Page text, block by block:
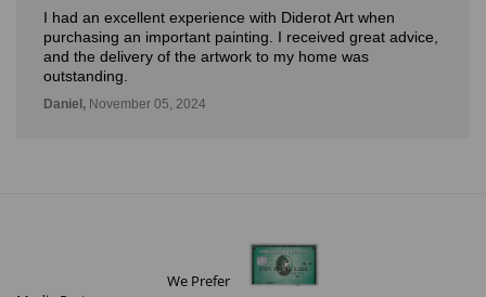
I love Diderot. Great attention, Spectacular profile of artist.
Verónica,November 14, 2024
We Prefer